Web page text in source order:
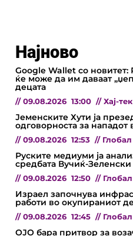
Најново
Google Wallet со новитет:
ќе може да им даваат
децата
// 09.08.2026 13:00 // Хај-тек
Јеменските Хути ја
одговорноста за нападот
// 09.08.2026 12:53 // Глобал
Руските медиуми ја
средбата Вучиќ-
// 09.08.2026 12:50 // Глобал
Израел започнува
работи во окупираниот
// 09.08.2026 12:45 // Глобал
ОЈО бара притвор за